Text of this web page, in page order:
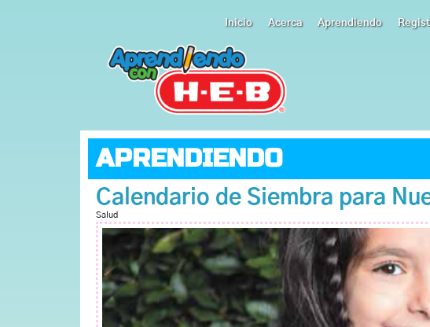
Inicio Acerca Aprendiendo
APRENDIENDO
Calendario de Siembra para
Salud